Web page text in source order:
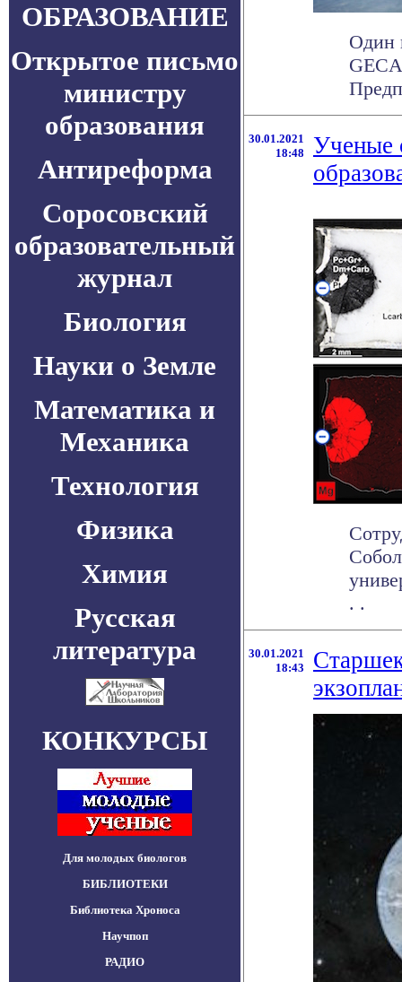
ОБРАЗОВАНИЕ
Открытое письмо
министру
образования
Антиреформа
Соросовский
образовательный
журнал
Биология
Науки о Земле
Математика и
Механика
Технология
Физика
Химия
Русская
литература
КОНКУРСЫ
Для молодых биологов
БИБЛИОТЕКИ
Библиотека Хроноса
Научпоп
РАДИО
Один
30.01.2021
18:48
Ученые
. .
30.01.2021
18:43